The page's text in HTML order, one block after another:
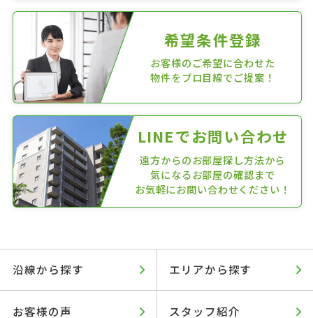
希望条件登録
お客様のご希望に合わせた
物件をプロ目線でご提案！
LINEでお問い合わせ
遠方からのお部屋探し方法から
気になるお部屋の確認まで
お気軽にお問い合わせください！
沿線から探す エリアから探す
お客様の声 スタッフ紹介